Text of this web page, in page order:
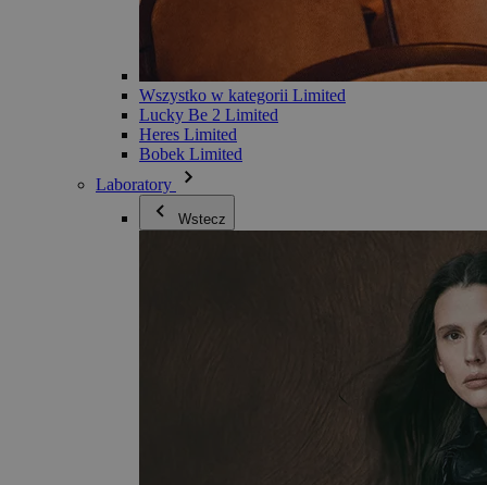
Wszystko w kategorii Limited
Lucky Be 2 Limited
Heres Limited
Bobek Limited
Laboratory
Wstecz